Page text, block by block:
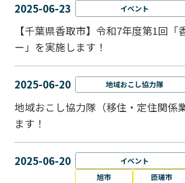
2025-06-23 イベント
【千葉県香取市】令和7年度第1回「
ー」を実施します！
2025-06-20 地域おこし協力隊
地域おこし協力隊（移住・定住関係
ます！
2025-06-20 イベント
旭市
匝瑳市